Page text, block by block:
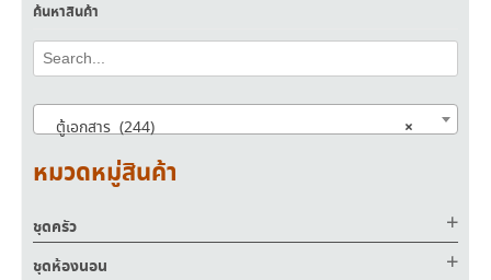
ค้นหาสินค้า
×
ตู้เอกสาร (244)
หมวดหมู่สินค้า
ชุดครัว
ชุดห้องนอน